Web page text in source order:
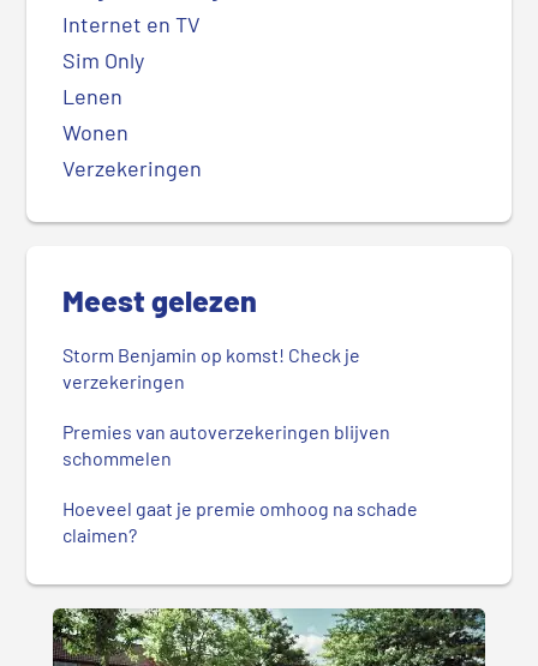
Internet en TV
Sim Only
Lenen
Wonen
Verzekeringen
Meest gelezen
Storm Benjamin op komst! Check je
verzekeringen
Premies van autoverzekeringen blijven
schommelen
Hoeveel gaat je premie omhoog na schade
claimen?